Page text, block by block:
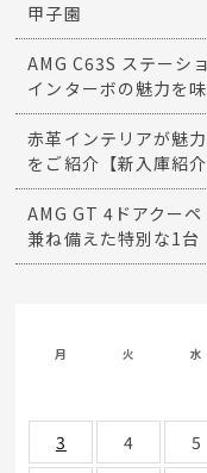
甲子園
AMG C63S ステーシ
インターボの魅力を
赤革インテリアが魅
をご紹介【新入庫紹介
AMG GT 4ドアクー
兼ね備えた特別な1台
月 火 水
3
4 5